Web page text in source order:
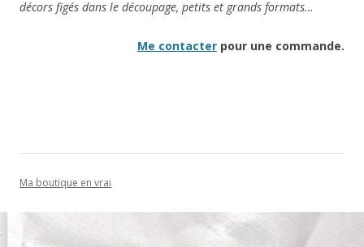
décors figés dans le découpage, petits et grands formats…
Me contacter pour une commande.
Ma boutique en vrai